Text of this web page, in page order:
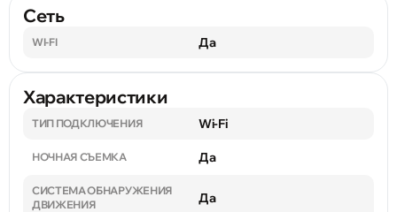
Сеть
WI-FI Да
Характеристики
ТИП ПОДКЛЮЧЕНИЯ Wi-Fi
НОЧНАЯ СЪЕМКА Да
СИСТЕМА ОБНАРУЖЕНИЯ
ДВИЖЕНИЯ
Да